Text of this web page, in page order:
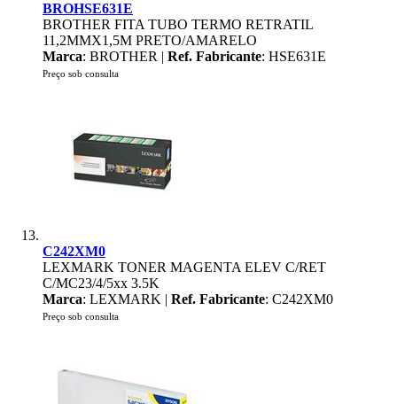
BROHSE631E
BROTHER FITA TUBO TERMO RETRATIL
11,2MMX1,5M PRETO/AMARELO
Marca: BROTHER | Ref. Fabricante: HSE631E
Preço sob consulta
C242XM0
LEXMARK TONER MAGENTA ELEV C/RET
C/MC23/4/5xx 3.5K
Marca: LEXMARK | Ref. Fabricante: C242XM0
Preço sob consulta